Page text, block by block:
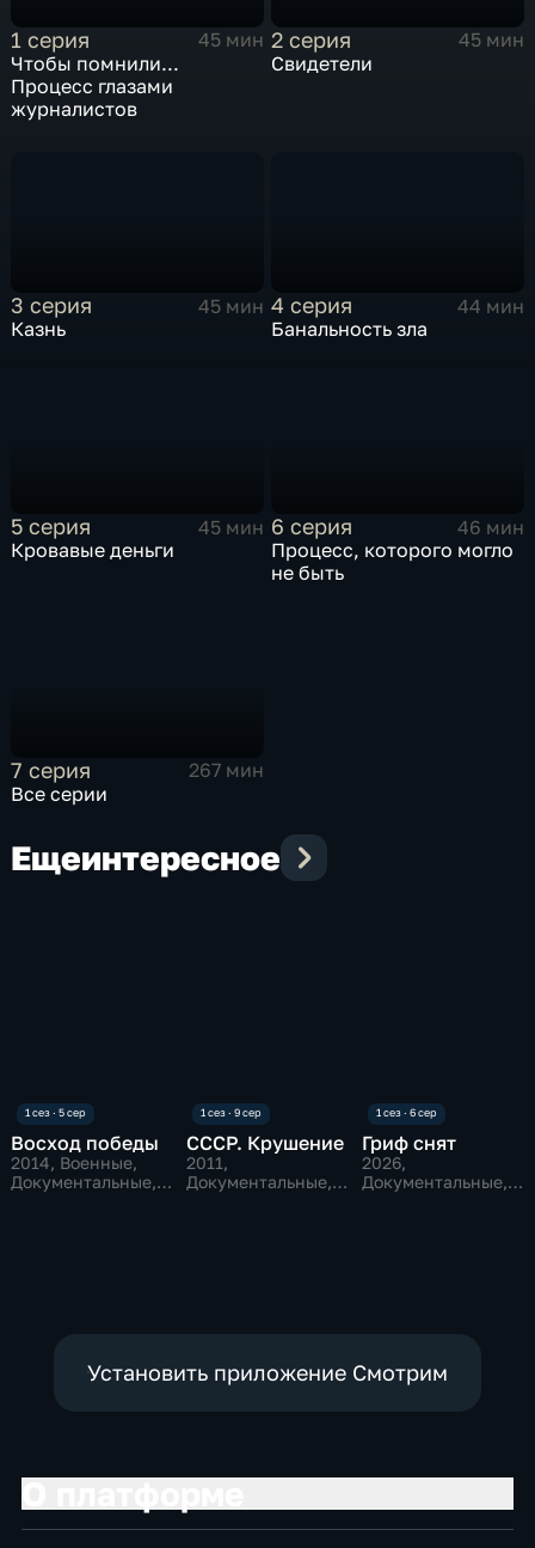
1 серия
45 мин
Чтобы помнили...
Процесс глазами
журналистов
2 серия
45 мин
Свидетели
3 серия
45 мин
Казнь
4 серия
44 мин
Банальность зла
5 серия
45 мин
Кровавые деньги
6 серия
46 мин
Процесс, которого могло
не быть
7 серия
267 мин
Все серии
Ещеинтересное
Восход победы
2014, Военные,
Документальные,
СССР. Крушение
2011,
Документальные,
Гриф снят
2026,
Документальные,
Установить приложение Смотрим